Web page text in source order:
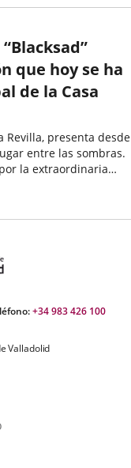
que hoy se ha
de la Casa
Revilla, presenta desde
entre las sombras.
la extraordinaria
+34 983 426 100
Valladolid